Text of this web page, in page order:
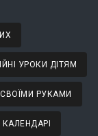
УРОКИ ДІТЯМ
РУКАМИ